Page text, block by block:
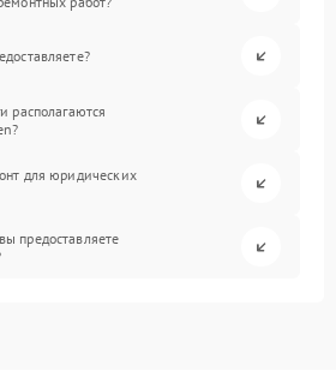
располагаются
для юридических
предоставляете